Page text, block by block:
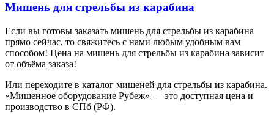
Мишень для стрельбы из карабина
Если вы готовы заказать мишень для стрельбы из карабина
прямо сейчас, то свяжитесь с нами любым удобным вам
способом! Цена на мишень для стрельбы из карабина зависит
от объёма заказа!
Или переходите в каталог мишеней для стрельбы из карабина.
«Мишенное оборудование Рубеж» — это доступная цена и
производство в СПб (РФ).